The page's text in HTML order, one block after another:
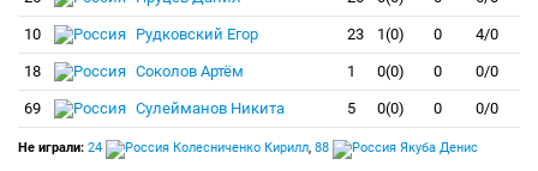
10 Рудковский Егор 23 1(0) 0 4/0
18 Соколов Артём 1 0(0) 0 0/0
69 Сулейманов Никита 5 0(0) 0 0/0
Не играли: 24 Колесниченко Кирилл, 88 Якуба Денис